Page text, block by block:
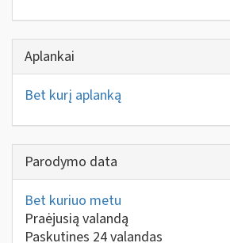
Aplankai
Bet kurį aplanką
Parodymo data
Bet kuriuo metu
Praėjusią valandą
Paskutines 24 valandas